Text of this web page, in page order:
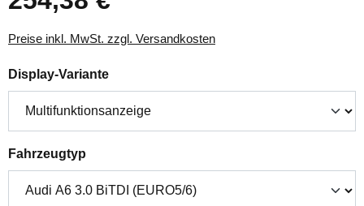
Preise inkl. MwSt. zzgl. Versandkosten
Display-Varianteauswählen
Fahrzeugtyp